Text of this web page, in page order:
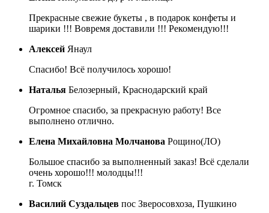
Прекрасные свежие букеты , в подарок конфеты и
шарики !!! Вовремя доставили !!! Рекомендую!!!
Алексей Янаул
Спасибо! Всё получилось хорошо!
Наталья Белозерный, Краснодарский край
Огромное спасибо, за прекрасную работу! Все
выполнено отлично.
Елена Михайловна Молчанова Рощино(ЛО)
Большое спасибо за выполненный заказ! Всё сделали
очень хорошо!!! молодцы!!!
г. Томск
Василий Суздальцев пос Зверосовхоза, Пушкино